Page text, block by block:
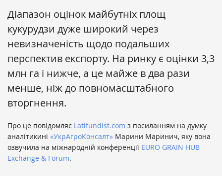
Діапазон оцінок майбутніх площ
кукурудзи дуже широкий через
невизначеність щодо подальших
перспектив експорту. На ринку є оцінки 3,3
млн га і нижче, а це майже в два рази
менше, ніж до повномасштабного
вторгнення.
Про це повідомляє Latifundist.com з посиланням на думку
аналітикині «УкрАгроКонсалт» Марини Маринич, яку вона
озвучила на міжнародній конференції EURO GRAIN HUB
Exchange & Forum.